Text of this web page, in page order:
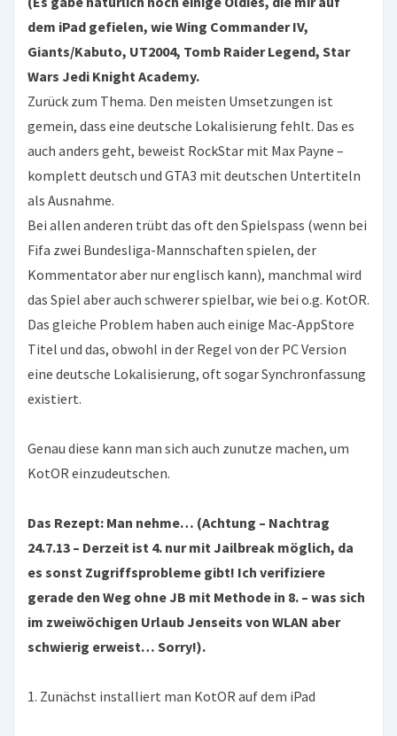
dem iPad gefielen, wie Wing Commander IV,
Giants/Kabuto, UT2004, Tomb Raider Legend, Star
Wars Jedi Knight Academy.
Zurück zum Thema. Den meisten Umsetzungen ist
gemein, dass eine deutsche Lokalisierung fehlt. Das es
auch anders geht, beweist RockStar mit Max Payne –
komplett deutsch und GTA3 mit deutschen Untertiteln
als Ausnahme.
Bei allen anderen trübt das oft den Spielspass (wenn bei
Fifa zwei Bundesliga-Mannschaften spielen, der
Kommentator aber nur englisch kann), manchmal wird
das Spiel aber auch schwerer spielbar, wie bei o.g. KotOR.
Das gleiche Problem haben auch einige Mac-AppStore
Titel und das, obwohl in der Regel von der PC Version
eine deutsche Lokalisierung, oft sogar Synchronfassung
existiert.
Genau diese kann man sich auch zunutze machen, um
KotOR einzudeutschen.
Das Rezept: Man nehme… (Achtung – Nachtrag
24.7.13 – Derzeit ist 4. nur mit Jailbreak möglich, da
es sonst Zugriffsprobleme gibt! Ich verifiziere
gerade den Weg ohne JB mit Methode in 8. – was sich
im zweiwöchigen Urlaub Jenseits von WLAN aber
schwierig erweist… Sorry!).
1. Zunächst installiert man KotOR auf dem iPad